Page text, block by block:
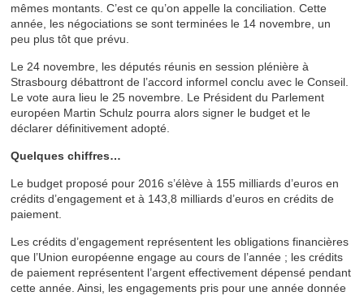
mêmes montants. C’est ce qu’on appelle la conciliation. Cette
année, les négociations se sont terminées le 14 novembre, un
peu plus tôt que prévu.
Le 24 novembre, les députés réunis en session plénière à
Strasbourg débattront de l’accord informel conclu avec le Conseil.
Le vote aura lieu le 25 novembre. Le Président du Parlement
européen Martin Schulz pourra alors signer le budget et le
déclarer définitivement adopté.
Quelques chiffres…
Le budget proposé pour 2016 s’élève à 155 milliards d’euros en
crédits d’engagement et à 143,8 milliards d’euros en crédits de
paiement.
Les crédits d’engagement représentent les obligations financières
que l’Union européenne engage au cours de l’année ; les crédits
de paiement représentent l’argent effectivement dépensé pendant
cette année. Ainsi, les engagements pris pour une année donnée